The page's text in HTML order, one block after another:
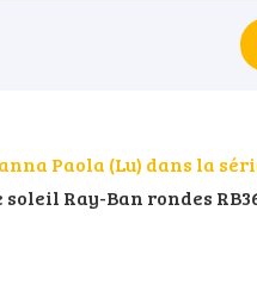
Paola (Lu) dans la
Ray-Ban rondes